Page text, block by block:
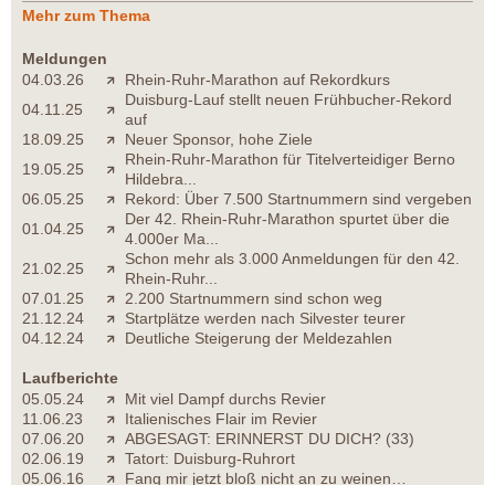
Mehr zum Thema
Meldungen
04.03.26
Rhein-Ruhr-Marathon auf Rekordkurs
04.11.25
Duisburg-Lauf stellt neuen Frühbucher-Rekord
auf
18.09.25
Neuer Sponsor, hohe Ziele
19.05.25
Rhein-Ruhr-Marathon für Titelverteidiger Berno
Hildebra...
06.05.25
Rekord: Über 7.500 Startnummern sind vergeben
01.04.25
Der 42. Rhein-Ruhr-Marathon spurtet über die
4.000er Ma...
21.02.25
Schon mehr als 3.000 Anmeldungen für den 42.
Rhein-Ruhr...
07.01.25
2.200 Startnummern sind schon weg
21.12.24
Startplätze werden nach Silvester teurer
04.12.24
Deutliche Steigerung der Meldezahlen
Laufberichte
05.05.24
Mit viel Dampf durchs Revier
11.06.23
Italienisches Flair im Revier
07.06.20
ABGESAGT: ERINNERST DU DICH? (33)
02.06.19
Tatort: Duisburg-Ruhrort
05.06.16
Fang mir jetzt bloß nicht an zu weinen…